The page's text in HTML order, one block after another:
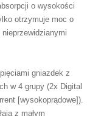
o wysokości
otrzymuje moc o
gniazdek z
w 4 grupy (2x Digital
[wysokoprądowe]).
z małym